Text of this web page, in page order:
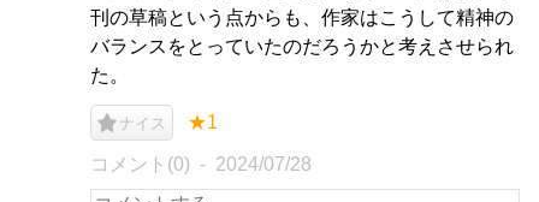
刊の草稿という点からも、作家はこうして精神の
バランスをとっていたのだろうかと考えさせられ
た。
ナイス ★1
コメント(0) 2024/07/28